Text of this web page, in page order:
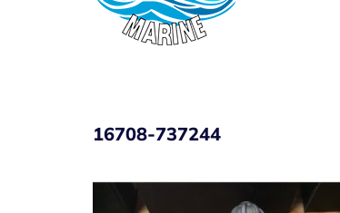
16708-737244